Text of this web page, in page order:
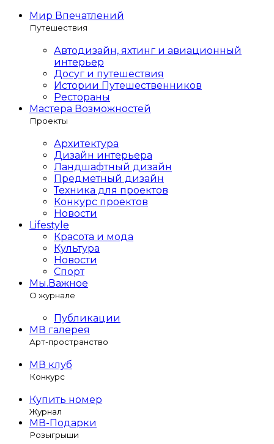
Мир Впечатлений
Путешествия
Автодизайн, яхтинг и авиационный
интерьер
Досуг и путешествия
Истории Путешественников
Рестораны
Мастера Возможностей
Проекты
Архитектура
Дизайн интерьера
Ландшафтный дизайн
Предметный дизайн
Техника для проектов
Конкурс проектов
Новости
Lifestyle
Красота и мода
Культура
Новости
Спорт
Мы.Важное
О журнале
Публикации
МВ галерея
Арт-пространство
МВ клуб
Конкурс
Купить номер
Журнал
МВ-Подарки
Розыгрыши